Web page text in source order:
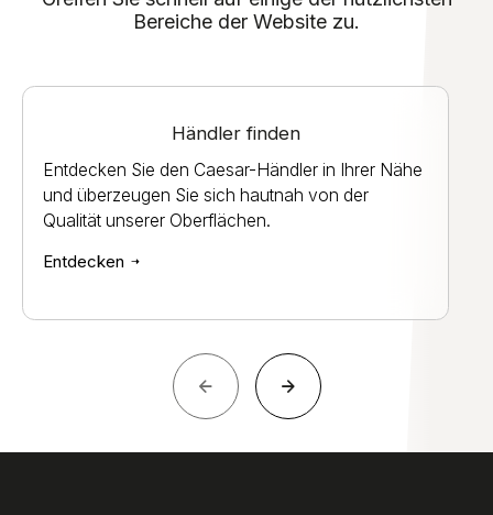
Bereiche der Website zu.
Händler finden
Entdecken Sie den Caesar-Händler in Ihrer Nähe
und überzeugen Sie sich hautnah von der
Qualität unserer Oberflächen.
Entdecken